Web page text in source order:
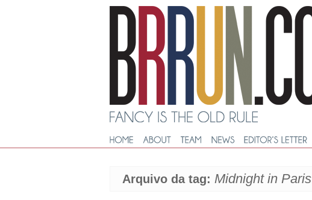
Arquivo da tag: Midnight in Paris